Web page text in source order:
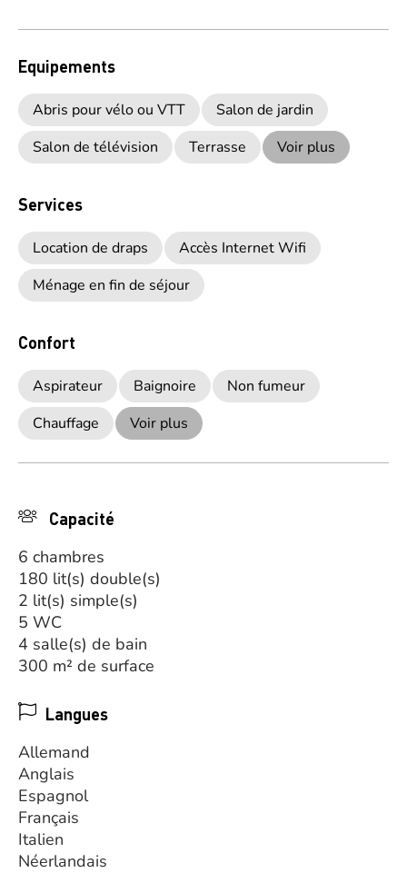
Equipements
Abris pour vélo ou VTT
Salon de jardin
Salon de télévision
Terrasse Voir plus
Services
Location de draps
Accès Internet Wifi
Ménage en fin de séjour
Confort
Aspirateur Baignoire
Non fumeur
Chauffage
Voir plus
Capacité
6 chambres
180 lit(s) double(s)
2 lit(s) simple(s)
5 WC
4 salle(s) de bain
300 m² de surface
Langues
Allemand
Anglais
Espagnol
Français
Italien
Néerlandais